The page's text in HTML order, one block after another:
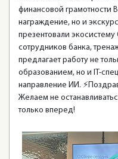
финансовой грамотности
награждение, но и
презентовали
сотрудников банка,
предлагает работу не
образованием, но и IT-
направление ИИ.
Желаем не
только вперед!